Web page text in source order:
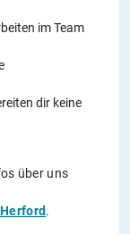
im Team
dir keine
über uns
.